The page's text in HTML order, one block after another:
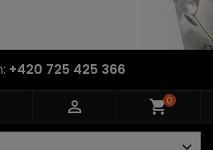
+420 725 425 366
 shopping_cart0